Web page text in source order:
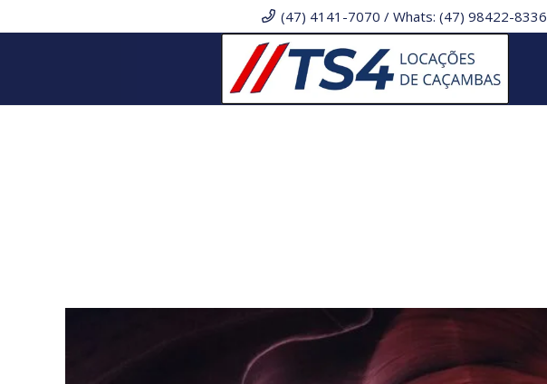
(47) 4141-7070 / Whats: (47) 98422-8336